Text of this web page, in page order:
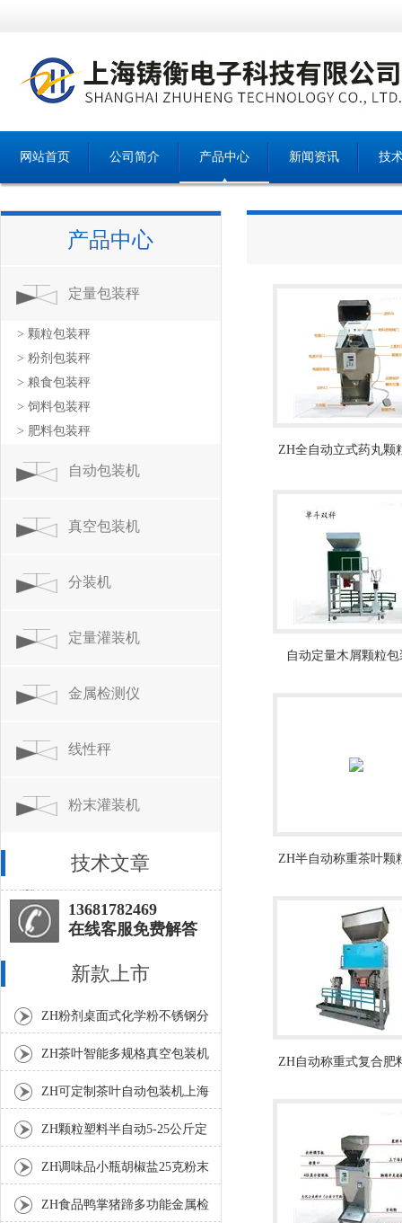
网站首页 公司简介 产品中心 新闻资讯 技
产品中心
定量包装秤
> 颗粒包装秤
> 粉剂包装秤
> 粮食包装秤
> 饲料包装秤
> 肥料包装秤
自动包装机
真空包装机
分装机
定量灌装机
金属检测仪
线性秤
粉末灌装机
技术文章
13681782469
在线客服免费解答
新款上市
ZH粉剂桌面式化学粉不锈钢分
装机
ZH茶叶智能多规格真空包装机
上海厂家
ZH可定制茶叶自动包装机上海
厂家
ZH颗粒塑料半自动5-25公斤定
量包装机
ZH调味品小瓶胡椒盐25克粉末
灌装机
ZH食品鸭掌猪蹄多功能金属检
ZH全自动立式药丸颗
自动定量木屑颗粒
ZH半自动称重茶叶颗
ZH自动称重式复合肥